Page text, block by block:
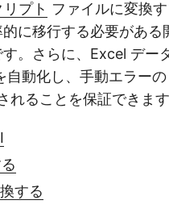
プト ファイルに変換
に移行する必要がある
。さらに、Excel デー
動化し、手動エラー
ることを保証できます
する